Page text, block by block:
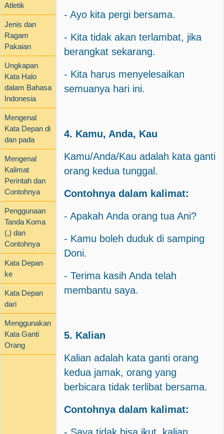
Atletik
Jenis dan
Ragam
Pakaian
Ungkapan
Kata Halo
dalam Bahasa
Indonesia
Mengenal
Kata Depan di
dan pada
Mengenal
Kalimat
Perintah dan
Contohnya
Penggunaan
Tanda Koma
(,) dan
Contohnya
Kata Depan
ke
Kata Depan
dari
Menggunakan
Kata Ganti
Orang
- Ayo kita pergi bersama.
- Kita tidak akan terlambat, jika
berangkat sekarang.
- Kita harus menyelesaikan
semuanya hari ini.
4. Kamu, Anda, Kau
Kamu/Anda/Kau adalah kata ganti
orang kedua tunggal.
Contohnya dalam kalimat:
- Apakah Anda orang tua Ani?
- Kamu boleh duduk di samping
Doni.
- Terima kasih Anda telah
membantu saya.
5. Kalian
Kalian adalah kata ganti orang
kedua jamak, orang yang
berbicara tidak terlibat bersama.
Contohnya dalam kalimat: